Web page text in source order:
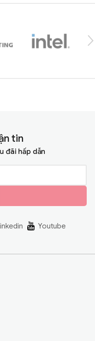
tin
đãi hấp dẫn
Youtube